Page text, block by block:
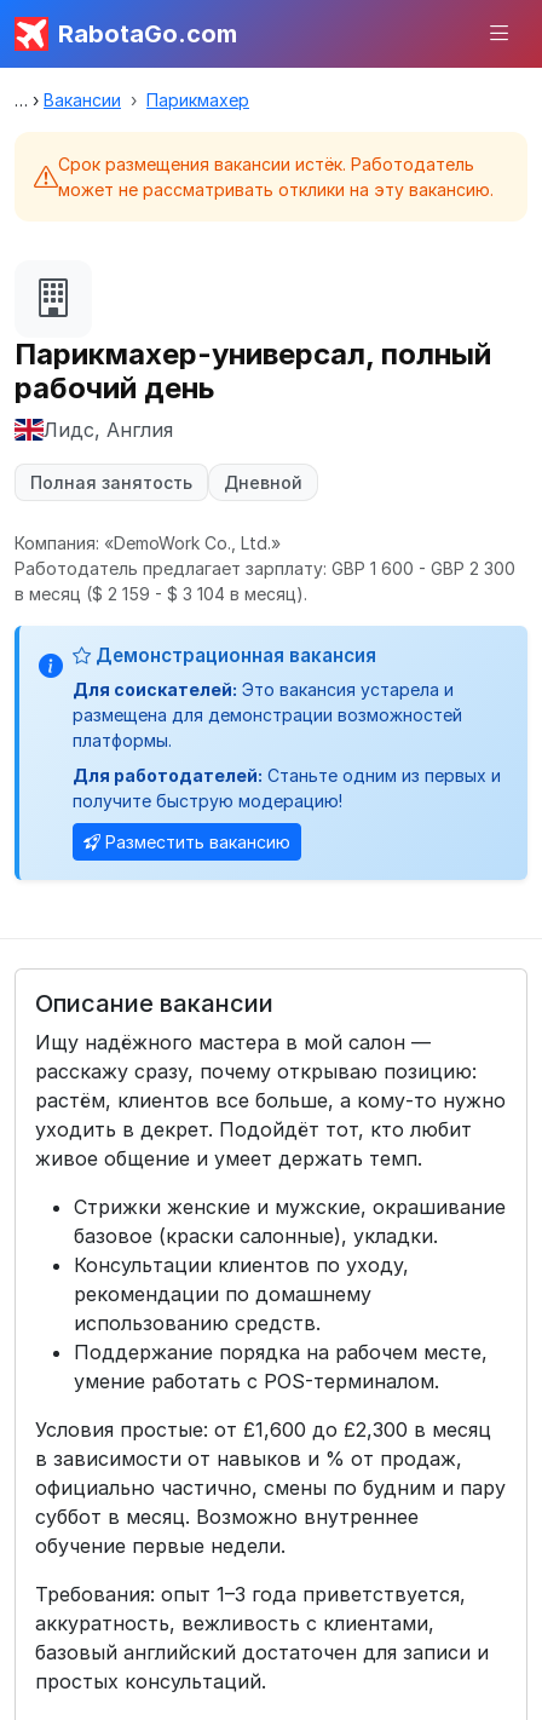
RabotaGo.com
Вакансии Парикмахер
Срок размещения вакансии истёк. Работодатель
может не рассматривать отклики на эту вакансию.
Парикмахер-универсал, полный
рабочий день
Лидс, Англия
Полная занятость Дневной
Компания: «DemoWork Co., Ltd.»
Работодатель предлагает зарплату: GBP 1 600 - GBP 2 300
в месяц ($ 2 159 - $ 3 104 в месяц).
Демонстрационная вакансия
Для соискателей: Это вакансия устарела и
размещена для демонстрации возможностей
платформы.
Для работодателей: Станьте одним из первых и
получите быструю модерацию!
Разместить вакансию
Описание вакансии
Ищу надёжного мастера в мой салон —
расскажу сразу, почему открываю позицию:
растём, клиентов все больше, а кому‑то нужно
уходить в декрет. Подойдёт тот, кто любит
живое общение и умеет держать темп.
Стрижки женские и мужские, окрашивание
базовое (краски салонные), укладки.
Консультации клиентов по уходу,
рекомендации по домашнему
использованию средств.
Поддержание порядка на рабочем месте,
умение работать с POS-терминалом.
Условия простые: от £1,600 до £2,300 в месяц
в зависимости от навыков и % от продаж,
официально частично, смены по будним и пару
суббот в месяц. Возможно внутреннее
обучение первые недели.
Требования: опыт 1–3 года приветствуется,
аккуратность, вежливость с клиентами,
базовый английский достаточен для записи и
простых консультаций.